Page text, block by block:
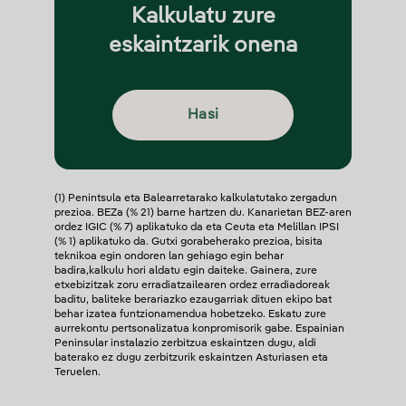
Kalkulatu zure
eskaintzarik onena
Hasi
(1) Penintsula eta Balearretarako kalkulatutako zergadun
prezioa. BEZa (% 21) barne hartzen du. Kanarietan BEZ-aren
ordez IGIC (% 7) aplikatuko da eta Ceuta eta Melillan IPSI
(% 1) aplikatuko da. Gutxi gorabeherako prezioa, bisita
teknikoa egin ondoren lan gehiago egin behar
badira,kalkulu hori aldatu egin daiteke. Gainera, zure
etxebizitzak zoru erradiatzailearen ordez erradiadoreak
baditu, baliteke berariazko ezaugarriak dituen ekipo bat
behar izatea funtzionamendua hobetzeko. Eskatu zure
aurrekontu pertsonalizatua konpromisorik gabe. Espainian
Peninsular instalazio zerbitzua eskaintzen dugu, aldi
baterako ez dugu zerbitzurik eskaintzen Asturiasen eta
Teruelen.